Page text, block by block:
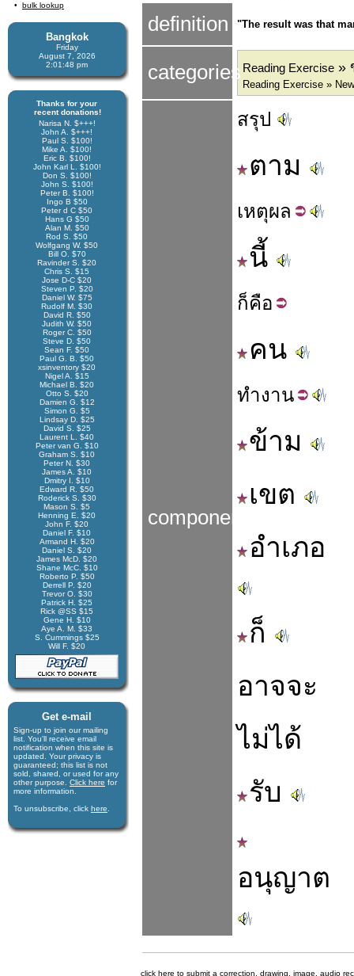
bulk lookup
Bangkok
Friday
August 7, 2026
2:01:48 pm
Thanks for your
recent donations!
Narisa N. $+++!
John A. $+++!
Paul S. $100!
Mike A. $100!
Eric B. $100!
John Karl L. $100!
Don S. $100!
John S. $100!
Peter B. $100!
Ingo B $50
Peter d C $50
Hans G $50
Alan M. $50
Rod S. $50
Wolfgang W. $50
Bill O. $70
Ravinder S. $20
Chris S. $15
Jose D-C $20
Steven P. $20
Daniel W. $75
Rudolf M. $30
David R. $50
Judith W. $50
Roger C. $50
Steve D. $50
Sean F. $50
Paul G. B. $50
xsinventory $20
Nigel A. $15
Michael B. $20
Otto S. $20
Damien G. $12
Simon G. $5
Lindsay D. $25
David S. $25
Laurent L. $40
Peter van G. $10
Graham S. $10
Peter N. $30
James A. $10
Dmitry I. $10
Edward R. $50
Roderick S. $30
Mason S. $5
Henning E. $20
John F. $20
Daniel F. $10
Armand H. $20
Daniel S. $20
James McD. $20
Shane McC. $10
Roberto P. $50
Derrell P. $20
Trevor O. $30
Patrick H. $25
Rick @SS $15
Gene H. $10
Aye A. M. $33
S. Cummings $25
Will F. $20
Get e-mail
Sign-up to join our mail­ing
list. You'll receive e­mail
notification when this site is
updated. Your privacy is
guaran­teed; this list is not
sold, shared, or used for any
other purpose. Click here for
more infor­mation.
To unsubscribe, click here
definition "The result was that
categories Reading Exercise »
Reading Exercise »
components
สรุป
ตาม
เหตุผล
นี้
ก็คือ
คน
ทำงาน
ข้าม
เขต
อำเภอ
ก็
อาจจะ
ไม่ได้
รับ
อนุญาต
click here to submit a correction, drawing, image, audio